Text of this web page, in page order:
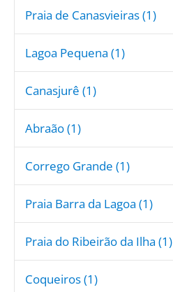
Praia de Canasvieiras (1)
Lagoa Pequena (1)
Canasjurê (1)
Abraão (1)
Corrego Grande (1)
Praia Barra da Lagoa (1)
Praia do Ribeirão da Ilha (1)
Coqueiros (1)